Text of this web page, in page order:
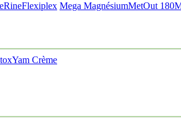
Flexiplex Mega MagnésiumMetOut 180
Yam Crème